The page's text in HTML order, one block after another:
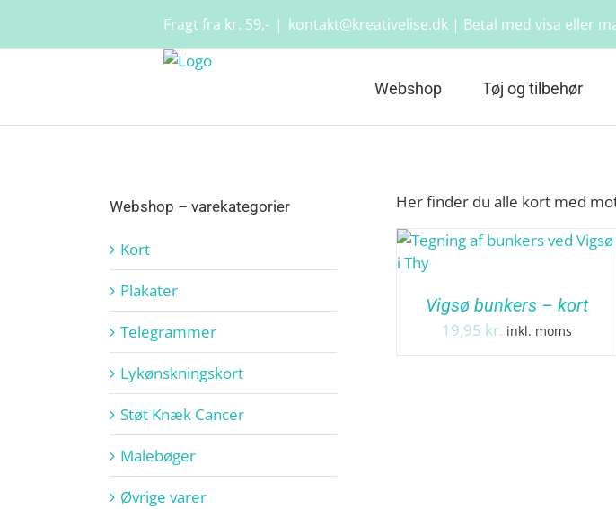
content
Fragt fra kr. 59,- | kontakt@kreativelise.dk | Betal med visa eller
Webshop Tøj og tilbehør
Her finder du alle kort med
Vigsø bunkers – kort
19,95 kr. inkl. moms
Webshop – varekategorier
Kort
Plakater
Telegrammer
Lykønskningskort
Støt Knæk Cancer
Malebøger
Øvrige varer